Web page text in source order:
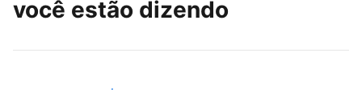
você estão dizendo
Junte-se a outros anfitriões